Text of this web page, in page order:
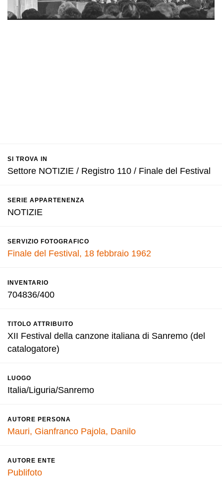
SI TROVA IN
Settore NOTIZIE / Registro 110 / Finale del Festival
SERIE APPARTENENZA
NOTIZIE
SERVIZIO FOTOGRAFICO
Finale del Festival, 18 febbraio 1962
INVENTARIO
704836/400
TITOLO ATTRIBUITO
XII Festival della canzone italiana di Sanremo (del
catalogatore)
LUOGO
Italia/Liguria/Sanremo
AUTORE PERSONA
Mauri, Gianfranco Pajola, Danilo
AUTORE ENTE
Publifoto